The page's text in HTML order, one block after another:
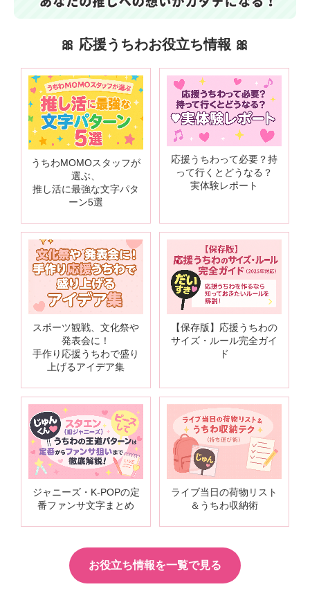
🎀 応援うちわお役立ち情報 🎀
うちわMOMOスタッフが
選ぶ、
推し活に最強な文字パタ
ーン5選
応援うちわって必要？持
って行くとどうなる？
実体験レポート
スポーツ観戦、文化祭や
発表会に！
手作り応援うちわで盛り
上げるアイデア集
【保存版】応援うちわの
サイズ・ルール完全ガイ
ド
ジャニーズ・K-POPの定
番ファンサ文字まとめ
ライブ当日の荷物リスト
＆うちわ収納術
お役立ち情報を一覧で見る